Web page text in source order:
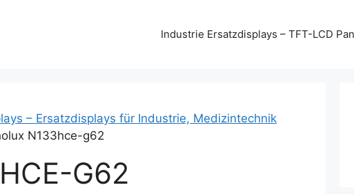
Industrie Ersatzdisplays – TFT-LCD
– Ersatzdisplays für Industrie, Medizintechnik
N133hce-g62
G62